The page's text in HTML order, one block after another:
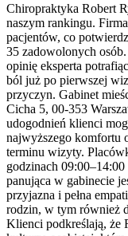
Chiropraktyka Robert
naszym rankingu.
pacjentów, co
35 zadowolonych
opinię eksperta
ból już po pierwszej
przyczyn. Gabinet
Cicha 5, 00-353
udogodnień klienci
najwyższego komfortu
terminu wizyty.
godzinach
panująca w gabinecie
przyjazna i pełna
rodzin, w tym również
Klienci podkreślają, że